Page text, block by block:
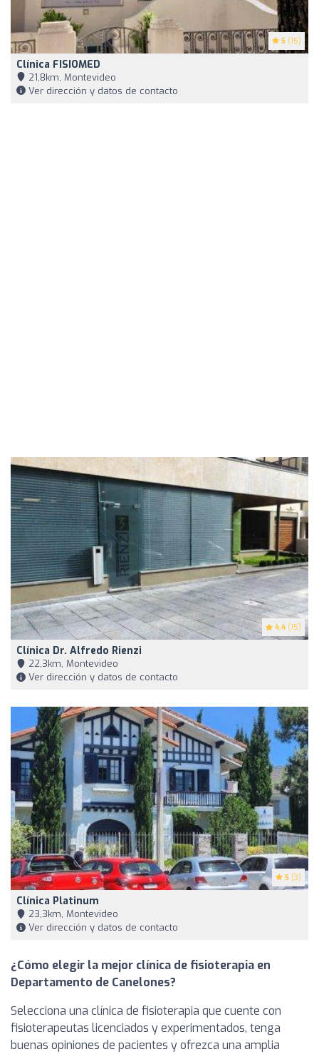
5 (15)
Clínica FISIOMED
21,8km, Montevideo
Ver dirección y datos de contacto
4.4 (15)
Clínica Dr. Alfredo Rienzi
22,3km, Montevideo
Ver dirección y datos de contacto
5 (3)
Clínica Platinum
23,3km, Montevideo
Ver dirección y datos de contacto
¿Cómo elegir la mejor clínica de fisioterapia en
Departamento de Canelones?
Selecciona una clínica de fisioterapia que cuente con
fisioterapeutas licenciados y experimentados, tenga
buenas opiniones de pacientes y ofrezca una amplia